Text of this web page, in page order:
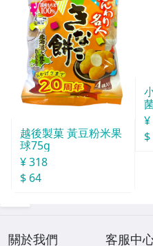
越後製菓 黃豆粉米果
球75g
¥ 318
$ 64
¥
$
關於我們 客服中